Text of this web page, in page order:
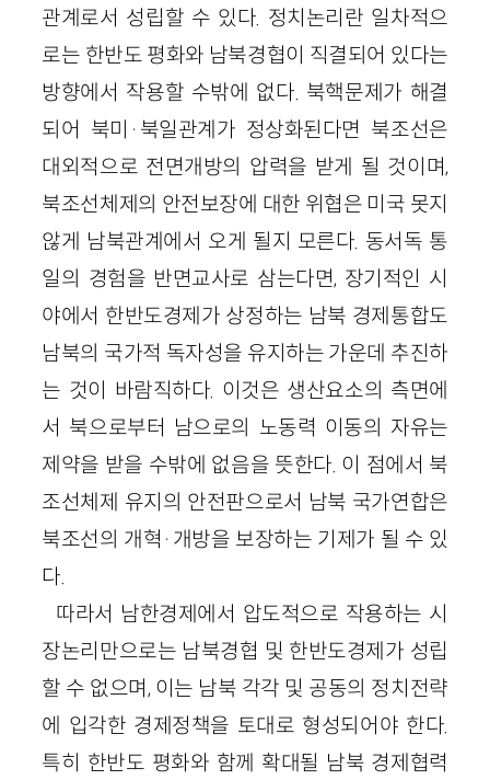
관계로서 성립할 수 있다. 정치논리란 일차적으
로는 한반도 평화와 남북경협이 직결되어 있다는
방향에서 작용할 수밖에 없다. 북핵문제가 해결
되어 북미·북일관계가 정상화된다면 북조선은
대외적으로 전면개방의 압력을 받게 될 것이며,
북조선체제의 안전보장에 대한 위협은 미국 못지
않게 남북관계에서 오게 될지 모른다. 동서독 통
일의 경험을 반면교사로 삼는다면, 장기적인 시
야에서 한반도경제가 상정하는 남북 경제통합도
남북의 국가적 독자성을 유지하는 가운데 추진하
는 것이 바람직하다. 이것은 생산요소의 측면에
서 북으로부터 남으로의 노동력 이동의 자유는
제약을 받을 수밖에 없음을 뜻한다. 이 점에서 북
조선체제 유지의 안전판으로서 남북 국가연합은
북조선의 개혁·개방을 보장하는 기제가 될 수 있
다.
따라서 남한경제에서 압도적으로 작용하는 시
장논리만으로는 남북경협 및 한반도경제가 성립
할 수 없으며, 이는 남북 각각 및 공동의 정치전략
에 입각한 경제정책을 토대로 형성되어야 한다.
특히 한반도 평화와 함께 확대될 남북 경제협력